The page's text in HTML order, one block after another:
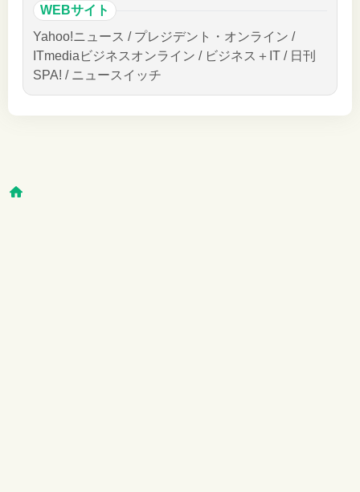
WEBサイト
Yahoo!ニュース / プレジデント・オンライン /
ITmediaビジネスオンライン / ビジネス＋IT / 日刊
SPA! / ニュースイッチ